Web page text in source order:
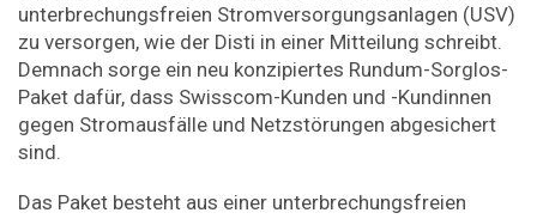
unterbrechungsfreien Stromversorgungsanlagen (USV)
zu versorgen, wie der Disti in einer Mitteilung schreibt.
Demnach sorge ein neu konzipiertes Rundum-Sorglos-
Paket dafür, dass Swisscom-Kunden und -Kundinnen
gegen Stromausfälle und Netzstörungen abgesichert
sind.
Das Paket besteht aus einer unterbrechungsfreien